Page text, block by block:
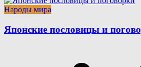
Народы мира
Японские пословицы и